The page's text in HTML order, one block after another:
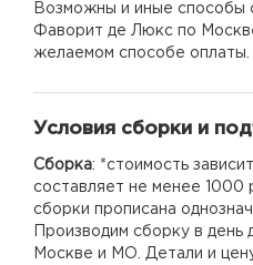
Возможны и иные способы
Фаворит де Люкс по
желаемом способе оплаты.
Условия сборки и
Сборка: *стоимость
составляет не менее 1000
сборки прописана
Производим сборку в день
Москве и МО. Детали и